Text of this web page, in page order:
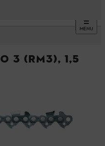
MENU
3 (RM3), 1,5